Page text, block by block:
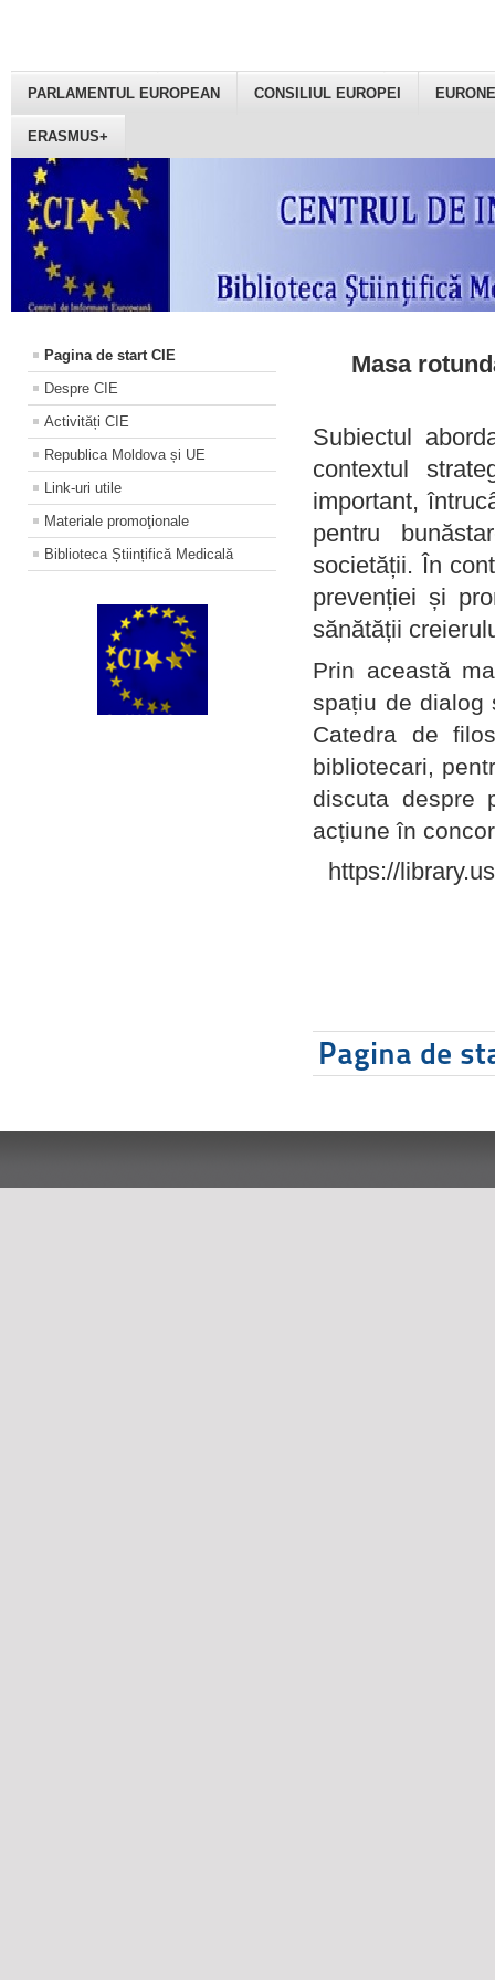
PARLAMENTUL EUROPEAN CONSILIUL EUROPEI
ERASMUS+
Pagina de start CIE
Despre CIE
Activități CIE
Republica Moldova și UE
Link-uri utile
Materiale promoţionale
Biblioteca Științifică Medicală
Masa
Subiectul
contextul
important,
pentru
societății. În
prevenției și
sănătății
Prin această
spațiu de dialog
Catedra de
bibliotecari,
discuta despre
acțiune în
https://
Pagina de